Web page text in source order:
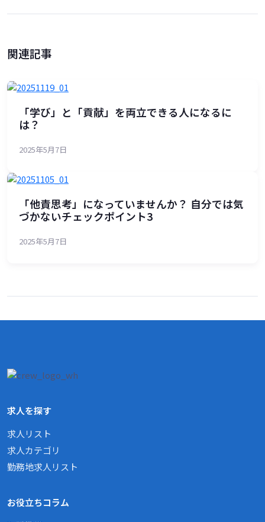
関連記事
「学び」と「貢献」を両立できる人になるに
は？
2025年5月7日
「他責思考」になっていませんか？ 自分では気
づかないチェックポイント3
2025年5月7日
求人を探す
求人リスト
求人カテゴリ
勤務地求人リスト
お役立ちコラム